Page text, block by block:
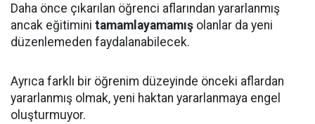
Daha önce çıkarılan öğrenci aflarından yararlanmış
ancak eğitimini tamamlayamamış olanlar da yeni
düzenlemeden faydalanabilecek.
Ayrıca farklı bir öğrenim düzeyinde önceki aflardan
yararlanmış olmak, yeni haktan yararlanmaya engel
oluşturmuyor.